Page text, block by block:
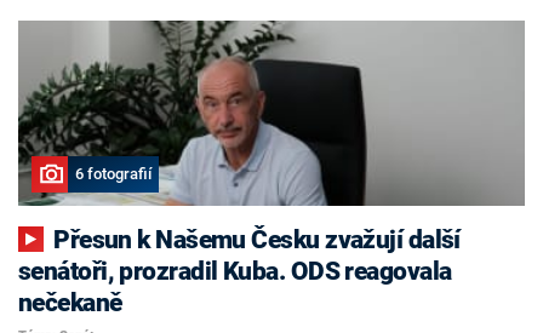
6 fotografií
senátoři, prozradil Kuba. ODS reagovala
nečekaně